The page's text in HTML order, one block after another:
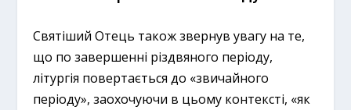
Святіший Отець також звернув увагу на те,
що по завершенні різдвяного періоду,
літургія повертається до «звичайного
періоду», заохочуючи в цьому контексті, «як